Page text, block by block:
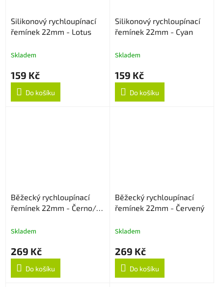
Silikonový rychloupínací
řemínek 22mm - Lotus
Skladem
159 Kč
Do košíku
Silikonový rychloupínací
řemínek 22mm - Cyan
Skladem
159 Kč
Do košíku
Běžecký rychloupínací
řemínek 22mm - Černo/
Skladem
269 Kč
Do košíku
Běžecký rychloupínací
řemínek 22mm - Červený
Skladem
269 Kč
Do košíku